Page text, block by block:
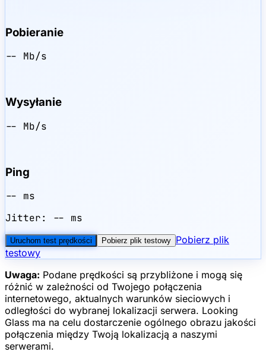
Pobieranie
-- Mb/s
Wysyłanie
-- Mb/s
Ping
-- ms
Jitter: -- ms
Uruchom test prędkości Pobierz plik testowy Pobierz plik
testowy
Uwaga: Podane prędkości są przybliżone i mogą się
różnić w zależności od Twojego połączenia
internetowego, aktualnych warunków sieciowych i
odległości do wybranej lokalizacji serwera. Looking
Glass ma na celu dostarczenie ogólnego obrazu jakości
połączenia między Twoją lokalizacją a naszymi
serwerami.